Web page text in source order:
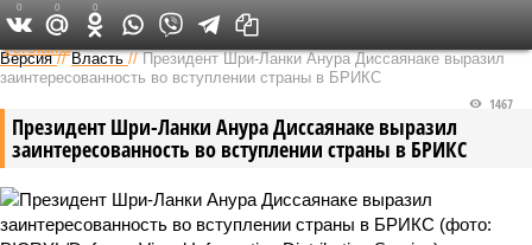
Федеральный выпуск
Версия //Власть //Президент Шри-Ланки Анура Диссаянаке выразил
заинтересованность во вступлении страны в БРИКС
Президент Шри-Ланки Анура Диссаянаке выразил
заинтересованность во вступлении страны в БРИКС
1467
0 0 0